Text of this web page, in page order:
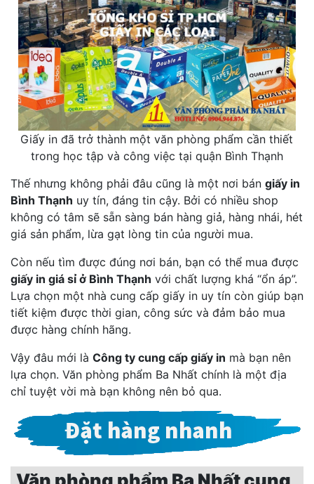
Giấy in đã trở thành một văn phòng phẩm cần thiết
trong học tập và công việc tại quận Bình Thạnh
Thế nhưng không phải đâu cũng là một nơi bán giấy in
Bình Thạnh uy tín, đáng tin cậy. Bởi có nhiều shop
không có tâm sẽ sẵn sàng bán hàng giả, hàng nhái, hét
giá sản phẩm, lừa gạt lòng tin của người mua.
Còn nếu tìm được đúng nơi bán, bạn có thể mua được
giấy in giá sỉ ở Bình Thạnh với chất lượng khá “ổn áp”.
Lựa chọn một nhà cung cấp giấy in uy tín còn giúp bạn
tiết kiệm được thời gian, công sức và đảm bảo mua
được hàng chính hãng.
Vậy đâu mới là Công ty cung cấp giấy in mà bạn nên
lựa chọn. Văn phòng phẩm Ba Nhất chính là một địa
chỉ tuyệt vời mà bạn không nên bỏ qua.